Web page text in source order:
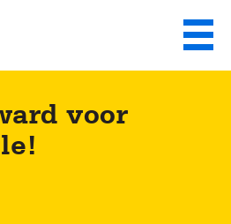
en ga naar de inhoud
Menu
voor